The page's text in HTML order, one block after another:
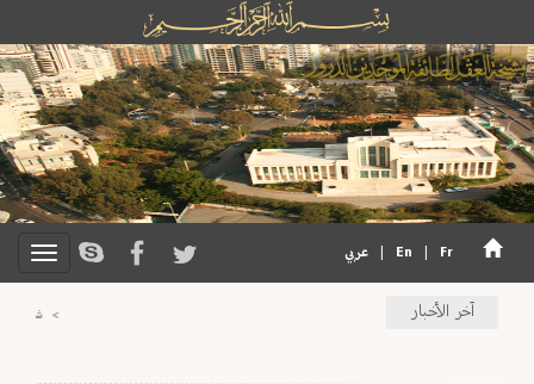
En Fr عربي
آخر الأخبار > شيخ